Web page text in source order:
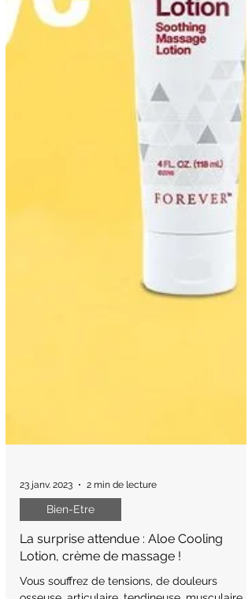
23 janv. 2023 2 min de lecture
Bien-Etre
La surprise attendue : Aloe Cooling
Lotion, crème de massage !